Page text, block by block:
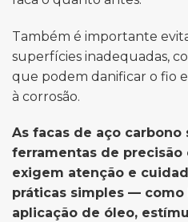
Também é importante
superfícies inadequadas,
que podem danificar o fio
à corrosão.
As facas de aço carbono
ferramentas de precisão
exigem atenção e
práticas simples —
aplicação de óleo,